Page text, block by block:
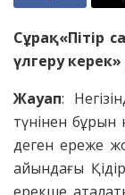
Сұрақ: «Пітір
үлгеру керек»
Жауап:
түнінен бұрын
деген ереже
айындағы